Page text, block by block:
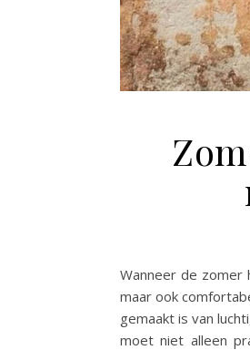
Wanneer de zomer
maar ook
gemaakt is van
moet niet alleen